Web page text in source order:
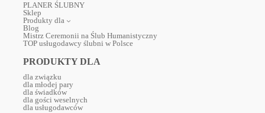
PLANER ŚLUBNY
Sklep
Produkty dla
Blog
Mistrz Ceremonii na Ślub Humanistyczny
TOP usługodawcy ślubni w Polsce
PRODUKTY DLA
dla związku
dla młodej pary
dla świadków
dla gości weselnych
dla usługodawców